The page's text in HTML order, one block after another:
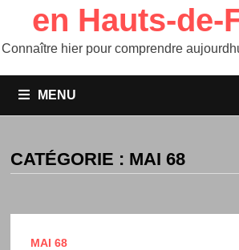
en Hauts-de-
Connaître hier pour comprendre
MENU
CATÉGORIE : MAI 68
MAI 68